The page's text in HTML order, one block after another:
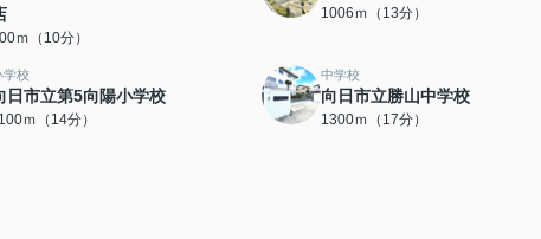
ｍ（10分）
1006ｍ（13分）
学校
日市立第5向陽小学校
ｍ（14分）
中学校
向日市立勝山中学校
1300ｍ（17分）